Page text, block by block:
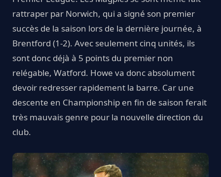
rattraper par Norwich, qui a signé son premier
succès de la saison lors de la dernière journée, à
Brentford (1-2). Avec seulement cinq unités, ils
sont donc déjà à 5 points du premier non
relégable, Watford. Howe va donc absolument
devoir redresser rapidement la barre. Car une
descente en Championship en fin de saison ferait
très mauvais genre pour la nouvelle direction du
club.